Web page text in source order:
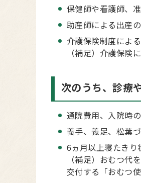
保健師や看護師、
助産師による出産
介護保険制度によ
（補足）介護保険
次のうち、診療
通院費用、入院時
義手、義足、松葉
6ヵ月以上寝たき
（補足）おむつ代
交付する「おむつ